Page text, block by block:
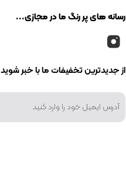
رسانه های پر رنگ ما در مجازی...
از جدیدترین تخفیفات ما با خبر شوید